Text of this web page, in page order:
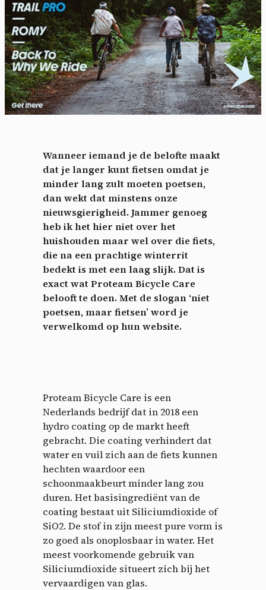
Wanneer iemand je de belofte maakt
dat je langer kunt fietsen omdat je
minder lang zult moeten poetsen,
dan wekt dat minstens onze
nieuwsgierigheid. Jammer genoeg
heb ik het hier niet over het
huishouden maar wel over die fiets,
die na een prachtige winterrit
bedekt is met een laag slijk. Dat is
exact wat Proteam Bicycle Care
belooft te doen. Met de slogan ‘niet
poetsen, maar fietsen’ word je
verwelkomd op hun website.
Proteam Bicycle Care is een
Nederlands bedrijf dat in 2018 een
hydro coating op de markt heeft
gebracht. Die coating verhindert dat
water en vuil zich aan de fiets kunnen
hechten waardoor een
schoonmaakbeurt minder lang zou
duren. Het basisingrediënt van de
coating bestaat uit Siliciumdioxide of
SiO2. De stof in zijn meest pure vorm is
zo goed als onoplosbaar in water. Het
meest voorkomende gebruik van
Siliciumdioxide situeert zich bij het
vervaardigen van glas.